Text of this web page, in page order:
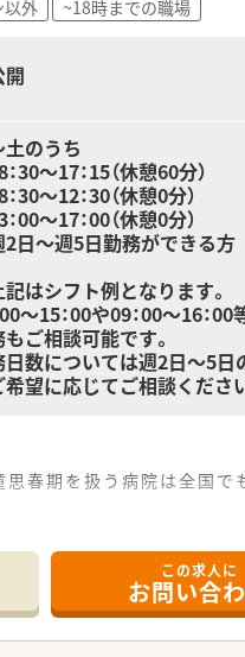
収アップも十分に狙える
どの各種手当も充実して
以外 ~18時までの職場
開
土のうち
30～17：15（休憩60分）
30～12：30（休憩0分）
00～17：00（休憩0分）
日～週5日勤務ができる方
はシフト例となります。
～15：00や09：00～16：00
ご相談可能です。
日数については週2日～5日
希望に応じてご相談くださ
春期を扱う病院は全国
害（ASD）など、思春期
広い精神疾患の治療も行っ
復帰の支援も行っていま
この求人に
お問い合